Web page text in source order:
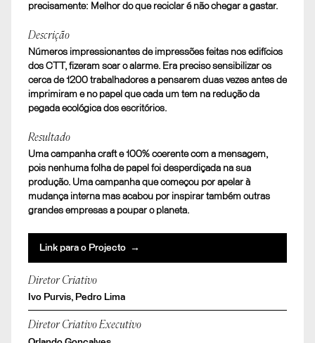
precisamente: Melhor do que reciclar é não chegar a gastar.
Descrição
Números impressionantes de impressões feitas nos edifícios
dos CTT, fizeram soar o alarme. Era preciso sensibilizar os
cerca de 1200 trabalhadores a pensarem duas vezes antes de
imprimiram e no papel que cada um tem na redução da
pegada ecológica dos escritórios.
Resultado
Uma campanha craft e 100% coerente com a mensagem,
pois nenhuma folha de papel foi desperdiçada na sua
produção. Uma campanha que começou por apelar à
mudança interna mas acabou por inspirar também outras
grandes empresas a poupar o planeta.
Link para o Projecto →
Diretor Criativo
Ivo Purvis, Pedro Lima
Diretor Criativo Executivo